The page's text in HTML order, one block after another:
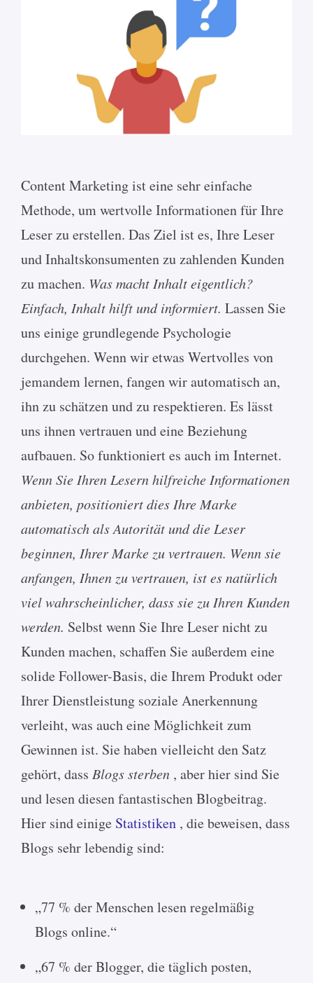
Content Marketing ist eine sehr einfache
Methode, um wertvolle Informationen für Ihre
Leser zu erstellen. Das Ziel ist es, Ihre Leser
und Inhaltskonsumenten zu zahlenden Kunden
zu machen. Was macht Inhalt eigentlich?
Einfach, Inhalt hilft und informiert. Lassen Sie
uns einige grundlegende Psychologie
durchgehen. Wenn wir etwas Wertvolles von
jemandem lernen, fangen wir automatisch an,
ihn zu schätzen und zu respektieren. Es lässt
uns ihnen vertrauen und eine Beziehung
aufbauen. So funktioniert es auch im Internet.
Wenn Sie Ihren Lesern hilfreiche Informationen
anbieten, positioniert dies Ihre Marke
automatisch als Autorität und die Leser
beginnen, Ihrer Marke zu vertrauen. Wenn sie
anfangen, Ihnen zu vertrauen, ist es natürlich
viel wahrscheinlicher, dass sie zu Ihren Kunden
werden. Selbst wenn Sie Ihre Leser nicht zu
Kunden machen, schaffen Sie außerdem eine
solide Follower-Basis, die Ihrem Produkt oder
Ihrer Dienstleistung soziale Anerkennung
verleiht, was auch eine Möglichkeit zum
Gewinnen ist. Sie haben vielleicht den Satz
gehört, dass Blogs sterben , aber hier sind Sie
und lesen diesen fantastischen Blogbeitrag.
Hier sind einige Statistiken , die beweisen, dass
Blogs sehr lebendig sind:
„77 % der Menschen lesen regelmäßig
Blogs online.“
„67 % der Blogger, die täglich posten,